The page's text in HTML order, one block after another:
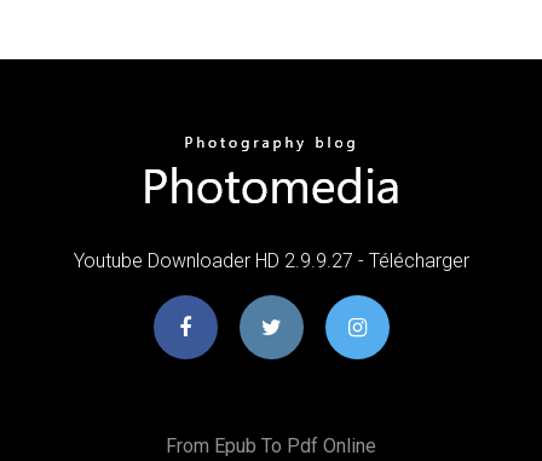
Youtube Downloader HD 2.9.9.27 - Télécharger
From Epub To Pdf Online